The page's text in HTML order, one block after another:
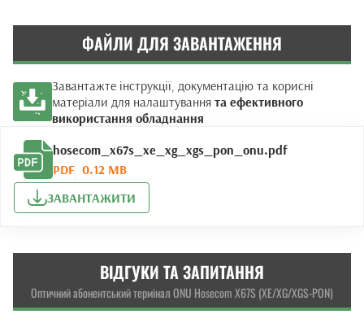
ФАЙЛИ ДЛЯ ЗАВАНТАЖЕННЯ
Завантажте інструкції, документацію та корисні
матеріали для налаштування та ефективного
використання обладнання
hosecom_x67s_xe_xg_xgs_pon_onu.pdf
PDF 0.12 MB
ЗАВАНТАЖИТИ
ВІДГУКИ ТА ЗАПИТАННЯ
Оптичний абонентський термінал ONU Hosecom X67S (XE/XG/XGS-PON)